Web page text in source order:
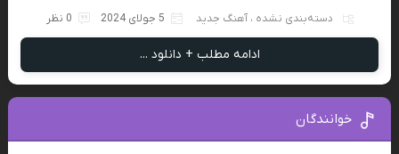
دسته‌بندی نشده ، آهنگ جدید 5 جولای 2024 0 نظر
ادامه مطلب + دانلود ...
خوانندگان